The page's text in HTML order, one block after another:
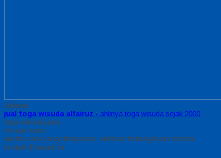
Sidebar
jual toga wisuda alfairuz - ahlinya toga wisuda sejak 2000
toga wisuda juara
Kontak Kami
Apabila ada yang ditanyakan, silahkan hubungi kami melalui
kontak di bawah ini.